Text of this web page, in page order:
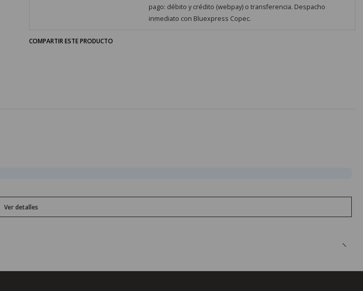
pago: débito y crédito (webpay) o transferencia. Despacho
inmediato con Bluexpress Copec.
COMPARTIR ESTE PRODUCTO
Ver detalles